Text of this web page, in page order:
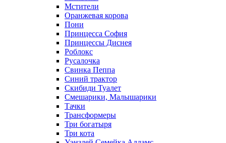
Мстители
Оранжевая корова
Пони
Принцесса София
Принцессы Диснея
Роблокс
Русалочка
Свинка Пеппа
Синий трактор
Скибиди Туалет
Смешарики, Малышарики
Тачки
Трансформеры
Три богатыря
Три кота